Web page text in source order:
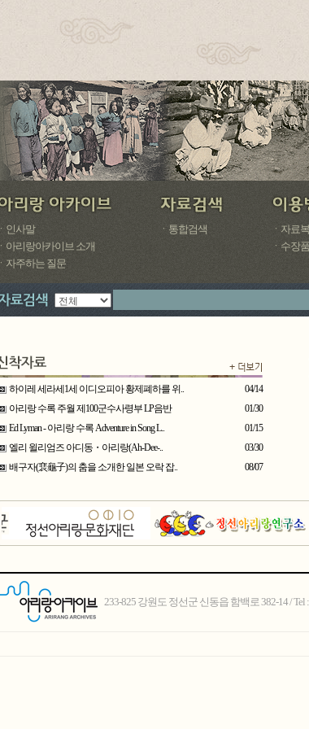
ㆍ인사말
ㆍ아리랑아카이브 소개
ㆍ자주하는 질문
ㆍ통합검색
ㆍ자료
ㆍ수장
하이레 세라세1세 이디오피아 황제폐하를 위..
04/14
아리랑 수록 주월 제100군수사령부 LP음반
01/30
Ed Lyman - 아리랑 수록 Adventure in Song L..
01/15
엘리 윌리엄즈 아디동・아리랑(Ah-Dee-..
03/30
배구자(裵龜子)의 춤을 소개한 일본 오락 잡..
08/07
233-825 강원도 정선군 신동읍 함백로 382-14 / Tel :